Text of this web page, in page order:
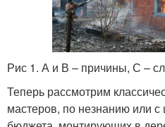
Рис 1. А и В – причины, С –
Теперь рассмотрим
мастеров, по незнанию или